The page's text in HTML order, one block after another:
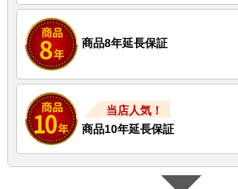
商品8年延長保証
当店人気！
商品10年延長保証